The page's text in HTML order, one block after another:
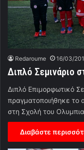
Redaroume 16/03/
Διπλό Σεμινάριο
Διπλό Επιμορφωτικό
πραγματοποιήθηκε το
στη Σχολή του
Διαβάστε